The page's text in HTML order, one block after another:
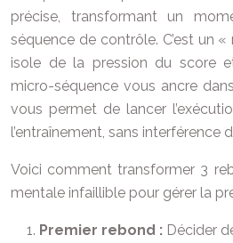
précise, transformant un
séquence de contrôle. C’est un
isole de la pression du score
micro-séquence vous ancre
vous permet de lancer
l’entraînement, sans interférence
Voici comment transformer 3
mentale infaillible pour gérer la
Premier rebond : Décider